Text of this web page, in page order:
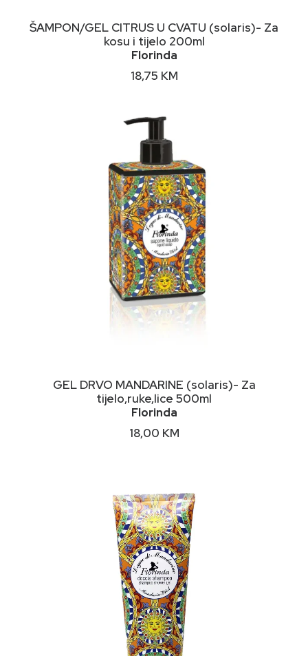
DODAJ U KORPU
ŠAMPON/GEL CITRUS U CVATU (solaris)- Za
kosu i tijelo 200ml
Florinda
18,75 KM
DODAJ U KORPU
GEL DRVO MANDARINE (solaris)- Za
tijelo,ruke,lice 500ml
Florinda
18,00 KM